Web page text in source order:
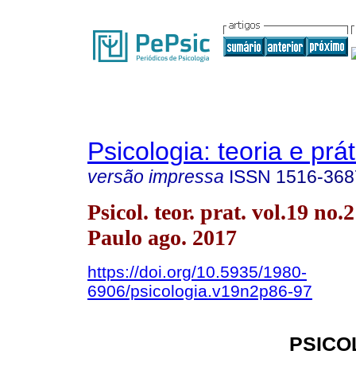
Psicologia: teoria e
versão impressa ISSN 1516-
Psicol. teor. prat. vol.19
Paulo ago. 2017
https://doi.org/10.5935/1980-
6906/psicologia.v19n2p86-97